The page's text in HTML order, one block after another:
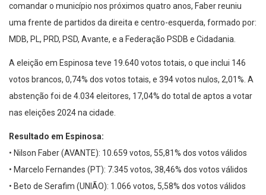
comandar o município nos próximos quatro anos, Faber reuniu
uma frente de partidos da direita e centro-esquerda, formado por:
MDB, PL, PRD, PSD, Avante, e a Federação PSDB e Cidadania.
A eleição em Espinosa teve 19.640 votos totais, o que inclui 146
votos brancos, 0,74% dos votos totais, e 394 votos nulos, 2,01%. A
abstenção foi de 4.034 eleitores, 17,04% do total de aptos a votar
nas eleições 2024 na cidade.
Resultado em Espinosa:
• Nilson Faber (AVANTE): 10.659 votos, 55,81% dos votos válidos
• Marcelo Fernandes (PT): 7.345 votos, 38,46% dos votos válidos
• Beto de Serafim (UNIÃO): 1.066 votos, 5,58% dos votos válidos